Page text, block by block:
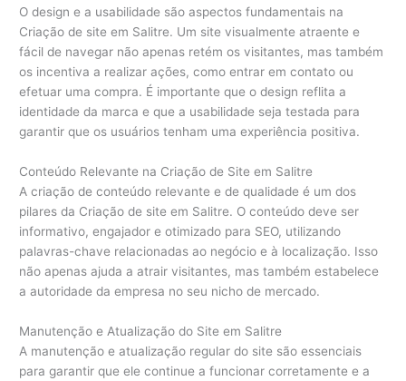
O design e a usabilidade são aspectos fundamentais na
Criação de site em Salitre. Um site visualmente atraente e
fácil de navegar não apenas retém os visitantes, mas também
os incentiva a realizar ações, como entrar em contato ou
efetuar uma compra. É importante que o design reflita a
identidade da marca e que a usabilidade seja testada para
garantir que os usuários tenham uma experiência positiva.
Conteúdo Relevante na Criação de Site em Salitre
A criação de conteúdo relevante e de qualidade é um dos
pilares da Criação de site em Salitre. O conteúdo deve ser
informativo, engajador e otimizado para SEO, utilizando
palavras-chave relacionadas ao negócio e à localização. Isso
não apenas ajuda a atrair visitantes, mas também estabelece
a autoridade da empresa no seu nicho de mercado.
Manutenção e Atualização do Site em Salitre
A manutenção e atualização regular do site são essenciais
para garantir que ele continue a funcionar corretamente e a